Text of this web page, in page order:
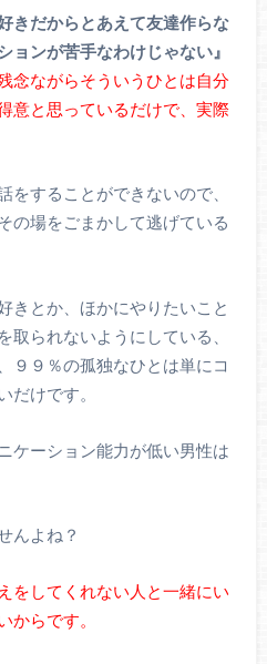
きだからとあえて友達作らな
ョンが苦手なわけじゃない』
念ながらそういうひとは自分
意と思っているだけで、実際
をすることができないので、
の場をごまかして逃げている
きとか、ほかにやりたいこと
取られないようにしている、
９９％の孤独なひとは単にコ
だけです。
ケーション能力が低い男性は
んよね？
をしてくれない人と一緒にい
からです。